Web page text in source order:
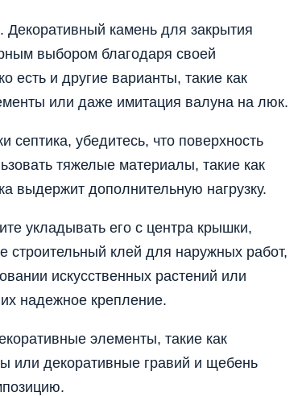
камень для закрытия
выбором благодаря своей
есть и другие варианты, такие как
или даже имитация валуна на люк.
септика, убедитесь, что поверхность
тяжелые материалы, такие как
выдержит дополнительную нагрузку.
укладывать его с центра крышки,
строительный клей для наружных работ,
искусственных растений или
надежное крепление.
элементы, такие как
или декоративные гравий и щебень